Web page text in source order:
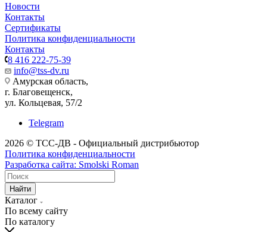
Новости
Контакты
Сертификаты
Политика конфиденциальности
Контакты
8 416 222-75-39
info@tss-dv.ru
Амурская область,
г. Благовещенск,
ул. Кольцевая, 57/2
Telegram
2026 © ТСС-ДВ - Официальный дистрибьютор
Политика конфиденциальности
Разработка сайта: Smolski Roman
Найти
Каталог
По всему сайту
По каталогу